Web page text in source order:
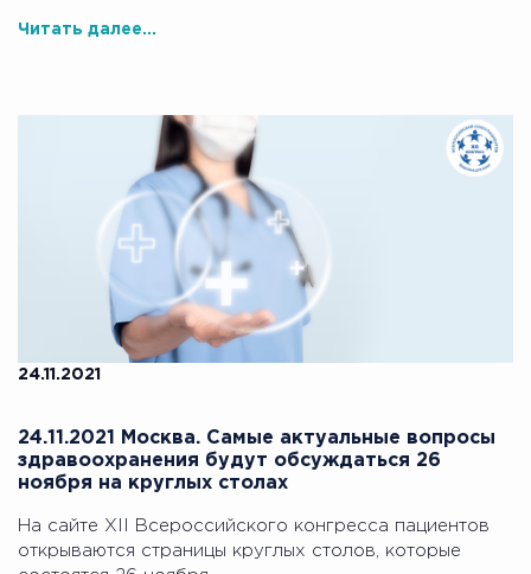
Читать далее...
24.11.2021
24.11.2021 Москва. Самые актуальные вопросы
здравоохранения будут обсуждаться 26
ноября на круглых столах
На сайте XII Всероссийского конгресса пациентов
открываются страницы круглых столов, которые